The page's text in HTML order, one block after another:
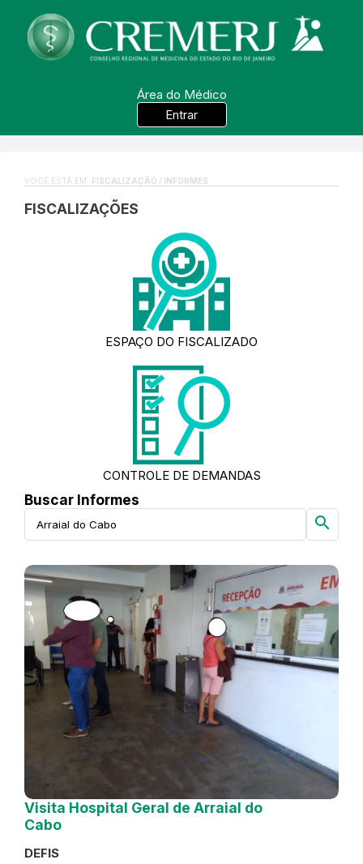
Área do Médico
Entrar
VOCÊ ESTÁ EM: FISCALIZAÇÃO / INFORMES
FISCALIZAÇÕES
ESPAÇO DO FISCALIZADO
CONTROLE DE DEMANDAS
Buscar Informes
search
Visita Hospital Geral de Arraial do
Cabo
DEFIS